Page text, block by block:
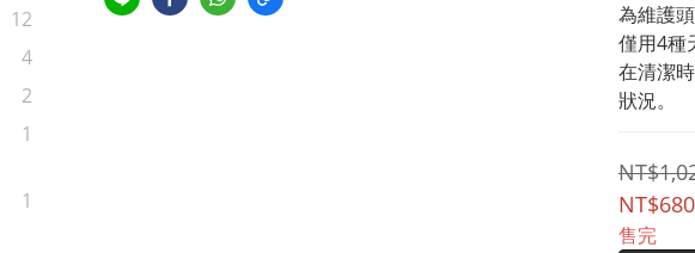
12
4
2
1
1
為維護
僅用4種
在清潔
狀況。
NT$680
售完